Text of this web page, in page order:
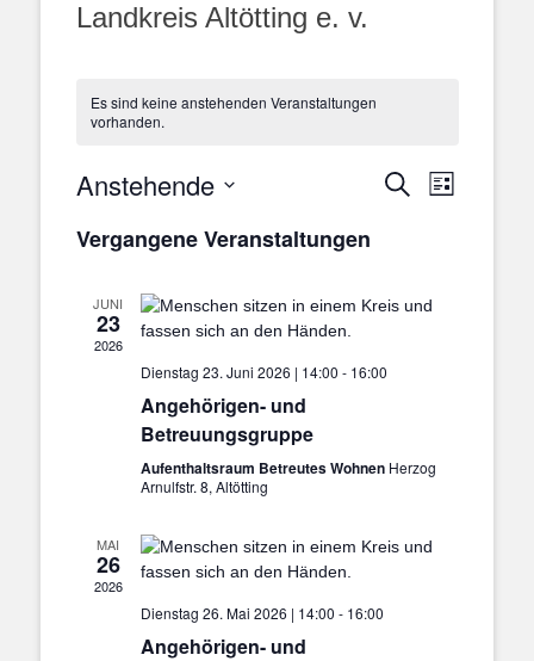
Landkreis Altötting e. v.
Es sind keine anstehenden Veranstaltungen
vorhanden.
Navigation
Suche
Liste
Anstehende
wählen.
Vergangene Veranstaltungen
JUNI
23
2026
Dienstag 23. Juni 2026 | 14:00 - 16:00
Angehörigen- und
Betreuungsgruppe
Aufenthaltsraum Betreutes Wohnen Herzog
Arnulfstr. 8, Altötting
MAI
26
2026
Dienstag 26. Mai 2026 | 14:00 - 16:00
Angehörigen- und